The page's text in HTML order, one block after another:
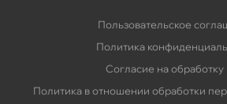
Пользовательское
Политика
Согласие на
Политика в отношении обработки